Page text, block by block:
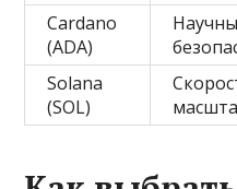
Cardano
(ADA)
Solana
(SOL)